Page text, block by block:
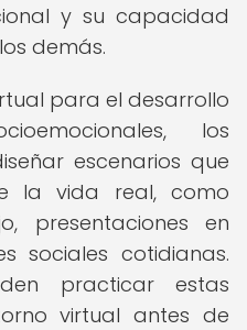
y su capacidad
demás.
para el desarrollo
los
escenarios que
la vida real, como
presentaciones en
sociales cotidianas.
practicar estas
virtual antes de